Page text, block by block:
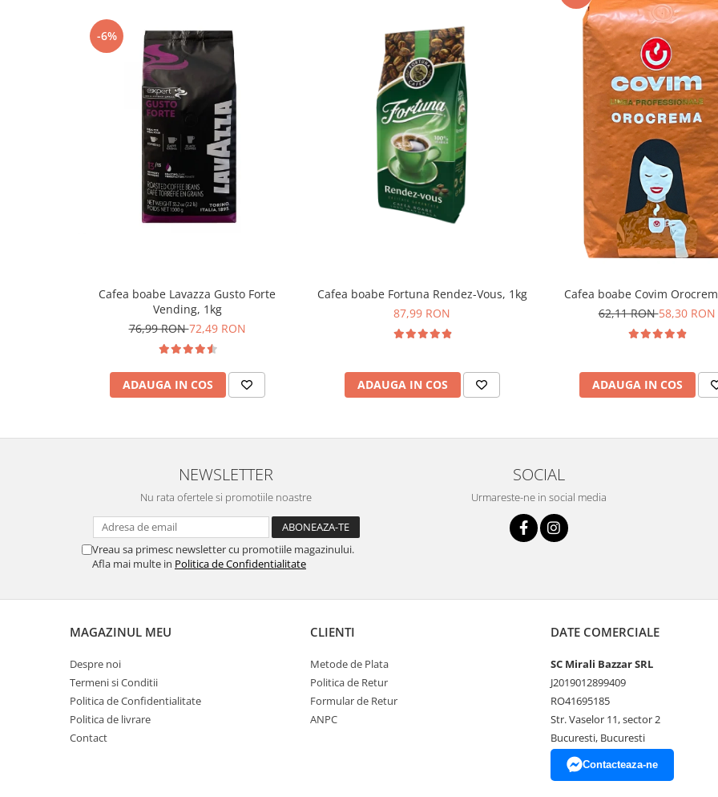
-6%
Cafea boabe Lavazza Gusto Forte
Vending, 1kg
76,99 RON72,49 RON
ADAUGA IN COS
Cafea boabe Fortuna Rendez-Vous, 1kg
87,99 RON
ADAUGA IN COS
Cafea boabe Covim
62,11 RON58,30 RON
ADAUGA IN COS
NEWSLETTER
Nu rata ofertele si promotiile noastre
Vreau sa primesc newsletter cu promotiile magazinului.
Afla mai multe in Politica de Confidentialitate
SOCIAL
Urmareste-ne in social media
MAGAZINUL MEU
Despre noi
Termeni si Conditii
Politica de Confidentialitate
Politica de livrare
Contact
CLIENTI
Metode de Plata
Politica de Retur
Formular de Retur
ANPC
DATE COMERCIALE
SC Mirali Bazzar SRL
J2019012899409
RO41695185
Str. Vaselor 11, sector 2
Bucuresti, Bucuresti
Contacteaza-ne